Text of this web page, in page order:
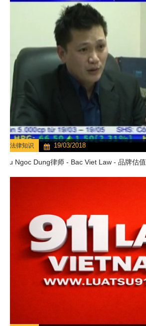
法律知识 19/03/2018
Vu Ngoc Dung律师 - Bac Viet Law - 品牌估值